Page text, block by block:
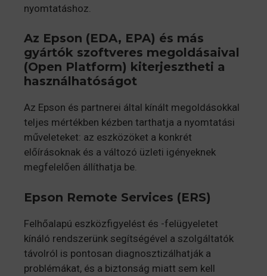
nyomtatáshoz.
Az Epson (EDA, EPA) és más
gyártók szoftveres megoldásaival
(Open Platform) kiterjesztheti a
használhatóságot
Az Epson és partnerei által kínált megoldásokkal
teljes mértékben kézben tarthatja a nyomtatási
műveleteket: az eszközöket a konkrét
előírásoknak és a változó üzleti igényeknek
megfelelően állíthatja be.
Epson Remote Services (ERS)
Felhőalapú eszközfigyelést és -felügyeletet
kínáló rendszerünk segítségével a szolgáltatók
távolról is pontosan diagnosztizálhatják a
problémákat, és a biztonság miatt sem kell